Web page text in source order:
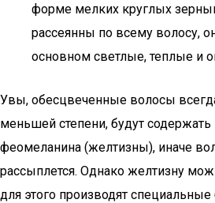
форме мелких круглых
рассеянны по всему волосу,
основном светлые, теплые и
Увы, обесцвеченные волосы
меньшей степени, будут содержать
феомеланина (желтизны), иначе
рассыплется. Однако желтизну
для этого производят